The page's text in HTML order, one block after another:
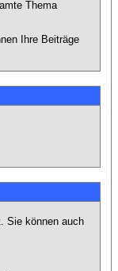
Thema
Ihre Beiträge
Sie können auch